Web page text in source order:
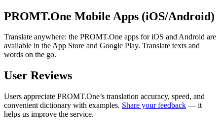
PROMT.One Mobile Apps (iOS/Android)
Translate anywhere: the PROMT.One apps for iOS and Android are
available in the App Store and Google Play. Translate texts and
words on the go.
User Reviews
Users appreciate PROMT.One’s translation accuracy, speed, and
convenient dictionary with examples. Share your feedback — it
helps us improve the service.